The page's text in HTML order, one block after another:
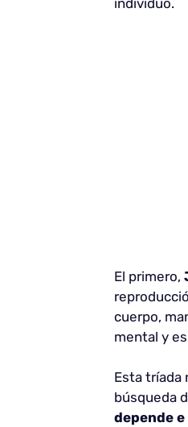
individuo.
El primero,
cuerpo,
mental y
Esta tríada
búsqueda
depende